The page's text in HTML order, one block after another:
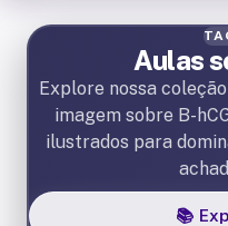
Aulas
Explore nossa
imagem sobre B-
ilustrados para
📚